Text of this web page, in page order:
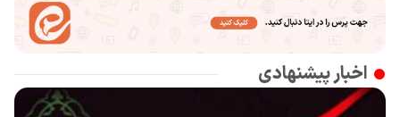
اخبار پیشنهادی